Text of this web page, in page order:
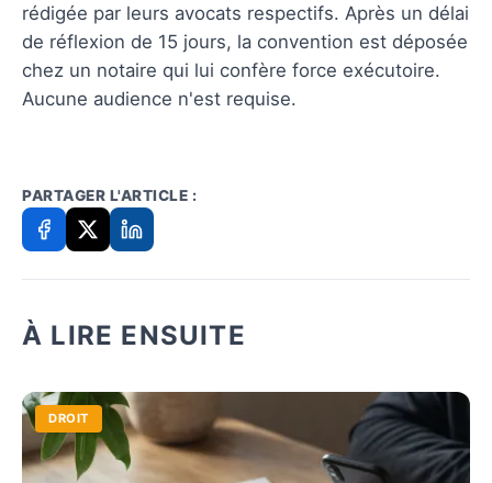
rédigée par leurs avocats respectifs. Après un délai
de réflexion de 15 jours, la convention est déposée
chez un notaire qui lui confère force exécutoire.
Aucune audience n'est requise.
PARTAGER L'ARTICLE :
À LIRE ENSUITE
DROIT